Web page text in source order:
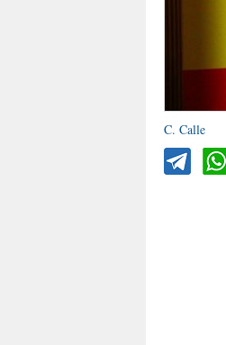
C. Calle